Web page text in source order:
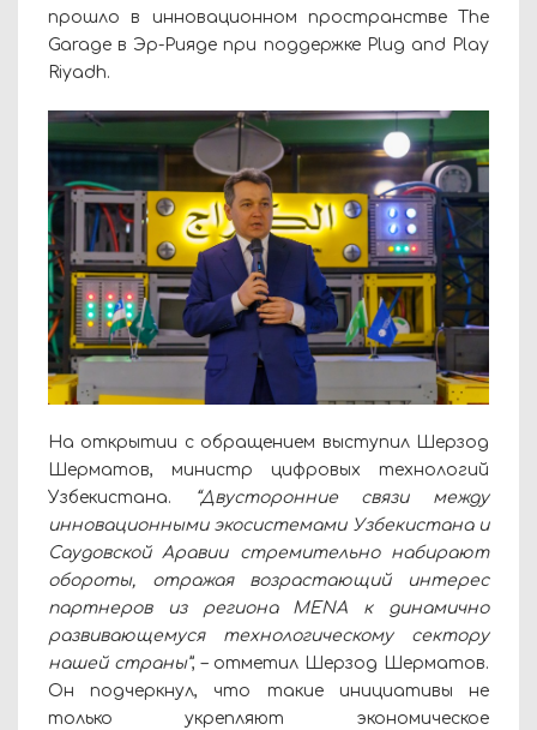
прошло в инновационном пространстве The
Garage в Эр-Рияде при поддержке Plug and Play
Riyadh.
На открытии с обращением выступил Шерзод
Шерматов, министр цифровых технологий
Узбекистана.
“Двусторонние связи между
инновационными экосистемами Узбекистана и
Саудовской Аравии стремительно набирают
обороты, отражая возрастающий интерес
партнеров из региона MENA к динамично
развивающемуся технологическому сектору
нашей страны”, – отметил Шерзод Шерматов.
Он подчеркнул, что такие инициативы не
только укрепляют экономическое